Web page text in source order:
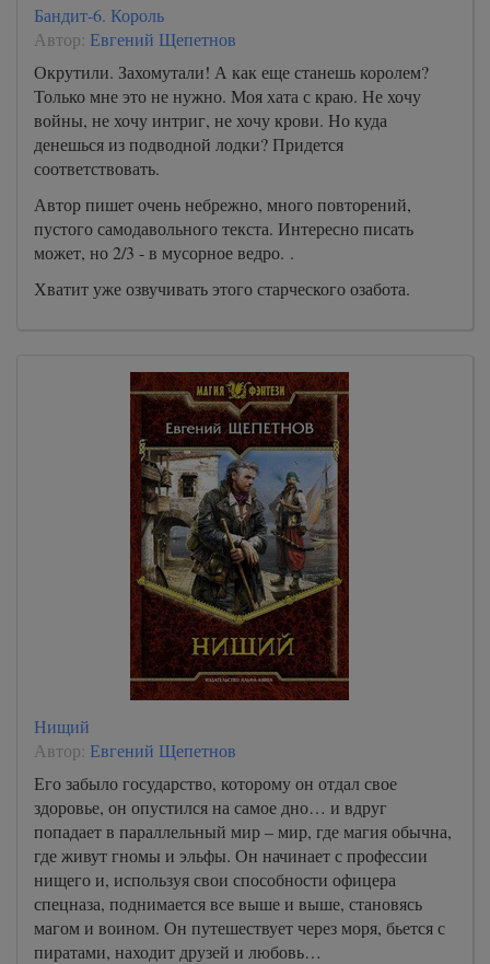
Бандит-6. Король
Автор: Евгений Щепетнов
Окрутили. Захомутали! А как еще станешь королем?
Только мне это не нужно. Моя хата с краю. Не хочу
войны, не хочу интриг, не хочу крови. Но куда
денешься из подводной лодки? Придется
соответствовать.
Автор пишет очень небрежно, много повторений,
пустого самодавольного текста. Интересно писать
может, но 2/3 - в мусорное ведро. .
Хватит уже озвучивать этого старческого озабота.
Нищий
Автор: Евгений Щепетнов
Его забыло государство, которому он отдал свое
здоровье, он опустился на самое дно… и вдруг
попадает в параллельный мир – мир, где магия обычна,
где живут гномы и эльфы. Он начинает с профессии
нищего и, используя свои способности офицера
спецназа, поднимается все выше и выше, становясь
магом и воином. Он путешествует через моря, бьется с
пиратами, находит друзей и любовь…